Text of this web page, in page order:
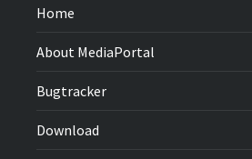
Home
About MediaPortal
Bugtracker
Download